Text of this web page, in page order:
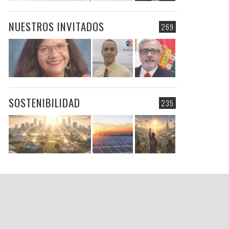
269
NUESTROS INVITADOS
235
SOSTENIBILIDAD